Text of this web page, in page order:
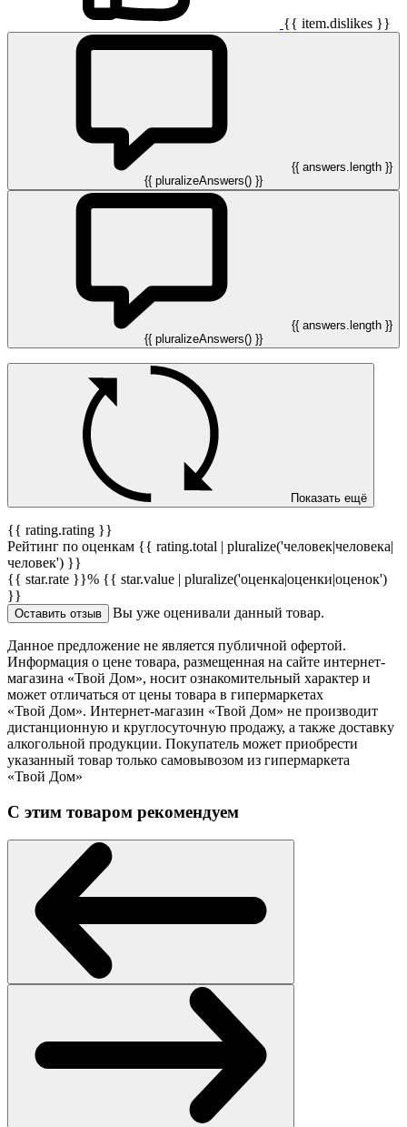
{{ item.dislikes }}
{{ answers.length }}
{{ pluralizeAnswers() }}
{{ answers.length }}
{{ pluralizeAnswers() }}
Показать ещё
{{ rating.rating }}
Рейтинг по оценкам {{ rating.total | pluralize('человек|человека|
человек') }}
{{ star.rate }}% {{ star.value | pluralize('оценка|оценки|оценок')
}}
Оставить отзыв Вы уже оценивали данный товар.
Данное предложение не является публичной офертой.
Информация о цене товара, размещенная на сайте интернет-
магазина «Твой Дом», носит ознакомительный характер и
может отличаться от цены товара в гипермаркетах
«Твой Дом». Интернет-магазин «Твой Дом» не производит
дистанционную и круглосуточную продажу, а также доставку
алкогольной продукции. Покупатель может приобрести
указанный товар только самовывозом из гипермаркета
«Твой Дом»
С этим товаром рекомендуем